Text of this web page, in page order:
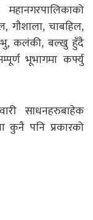
गौशाला, चाबहिल,
कलंकी, बल्खु हुँदै
भूभागमा कर्फ्यु
साधनहरुबाहेक
कुनै पनि प्रकारको